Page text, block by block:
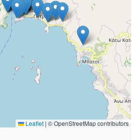
Leaflet | © OpenStreetMap contributors